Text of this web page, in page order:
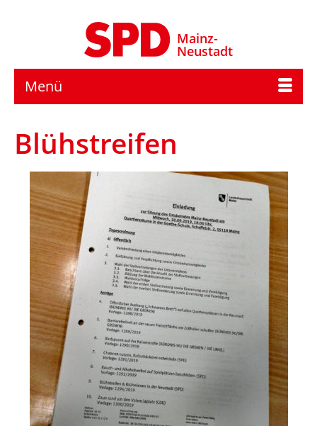
Mainz-
Neustadt
Menü
Blühstreifen